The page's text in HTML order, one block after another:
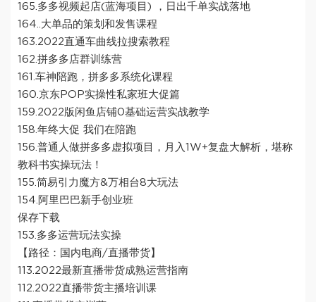
165.多多视频起店(蓝海项目) ，日出千单实战落地
164..大单品的策划和发售课程
163.2022直通车曲线拉搜索教程
162.拼多多店群训练营
161.车神陪跑，拼多多系统化课程
160.京东POP实操性私家班大促篇
159.2022版闲鱼店铺0基础运营实战教学
158.年终大促 我们在陪跑
156.普通人做拼多多虚拟项目，月入1W+复盘大解析，堪称
教科书实操玩法！
155.简易引力魔方&万相台8大玩法
154.阿里巴巴新手创业班
保存下载
153.多多运营玩法实操
【路径：国内电商/直播带货】
113.2022最新直播带货成熟运营指南
112.2022直播带货主播培训课